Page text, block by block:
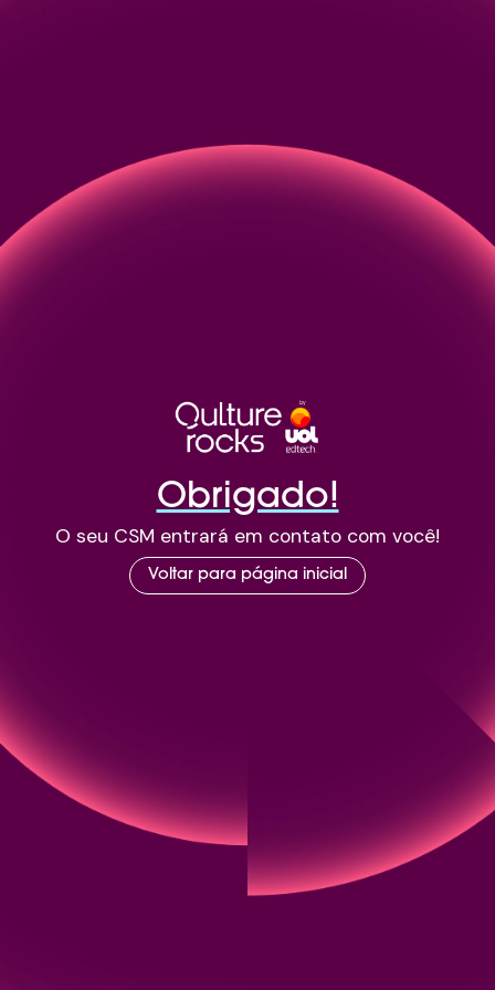
Obrigado!
O seu CSM entrará em contato com você!
Voltar para página inicial